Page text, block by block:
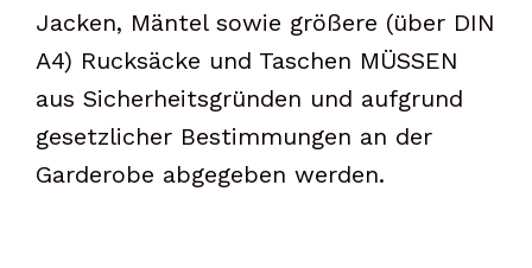
Jacken, Mäntel sowie größere (über DIN
A4) Rucksäcke und Taschen MÜSSEN
aus Sicherheitsgründen und aufgrund
gesetzlicher Bestimmungen an der
Garderobe abgegeben werden.